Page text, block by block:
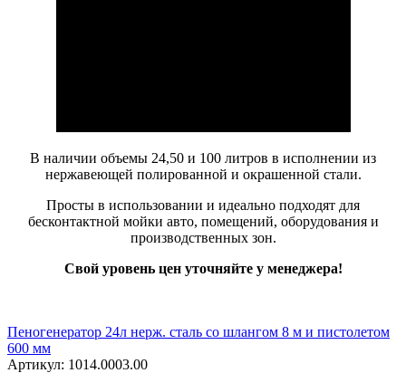
В наличии объемы 24,50 и 100 литров в исполнении из
нержавеющей полированной и окрашенной стали.
Просты в использовании и идеально подходят для
бесконтактной мойки авто, помещений, оборудования и
производственных зон.
Свой уровень цен уточняйте у менеджера!
Пеногенератор 24л нерж. сталь со шлангом 8 м и пистолетом
600 мм
Артикул: 1014.0003.00